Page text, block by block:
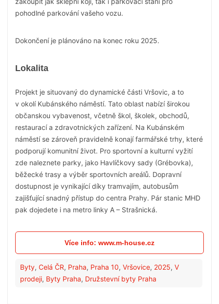
pohodlné parkování vašeho vozu.
Dokončení je plánováno na konec roku 2025.
Lokalita
Projekt je situovaný do dynamické části Vršovic, a to
v okolí Kubánského náměstí. Tato oblast nabízí širokou
občanskou vybavenost, včetně škol, školek, obchodů,
restaurací a zdravotnických zařízení. Na Kubánském
náměstí se zároveň pravidelně konají farmářské trhy, které
podporují komunitní život. Pro sportovní a kulturní vyžití
zde naleznete parky, jako Havlíčkovy sady (Grébovka),
běžecké trasy a výběr sportovních areálů. Dopravní
dostupnost je vynikající díky tramvajím, autobusům
zajišťující snadný přístup do centra Prahy. Pár stanic MHD
pak dojedete i na metro linky A – Strašnická.
Více info: www.m-house.cz
Byty, Celá ČR, Praha, Praha 10, Vršovice, 2025, V
prodeji, Byty Praha, Družstevní byty Praha